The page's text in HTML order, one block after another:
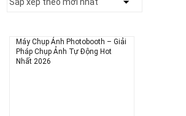
Máy Chụp Ảnh Photobooth – Giải
Pháp Chụp Ảnh Tự Động Hot
Nhất 2026